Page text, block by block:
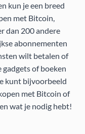
kun je een breed
met Bitcoin,
dan 200 andere
abonnementen
wilt betalen of
of boeken
kunt bijvoorbeeld
met Bitcoin of
wat je nodig hebt!